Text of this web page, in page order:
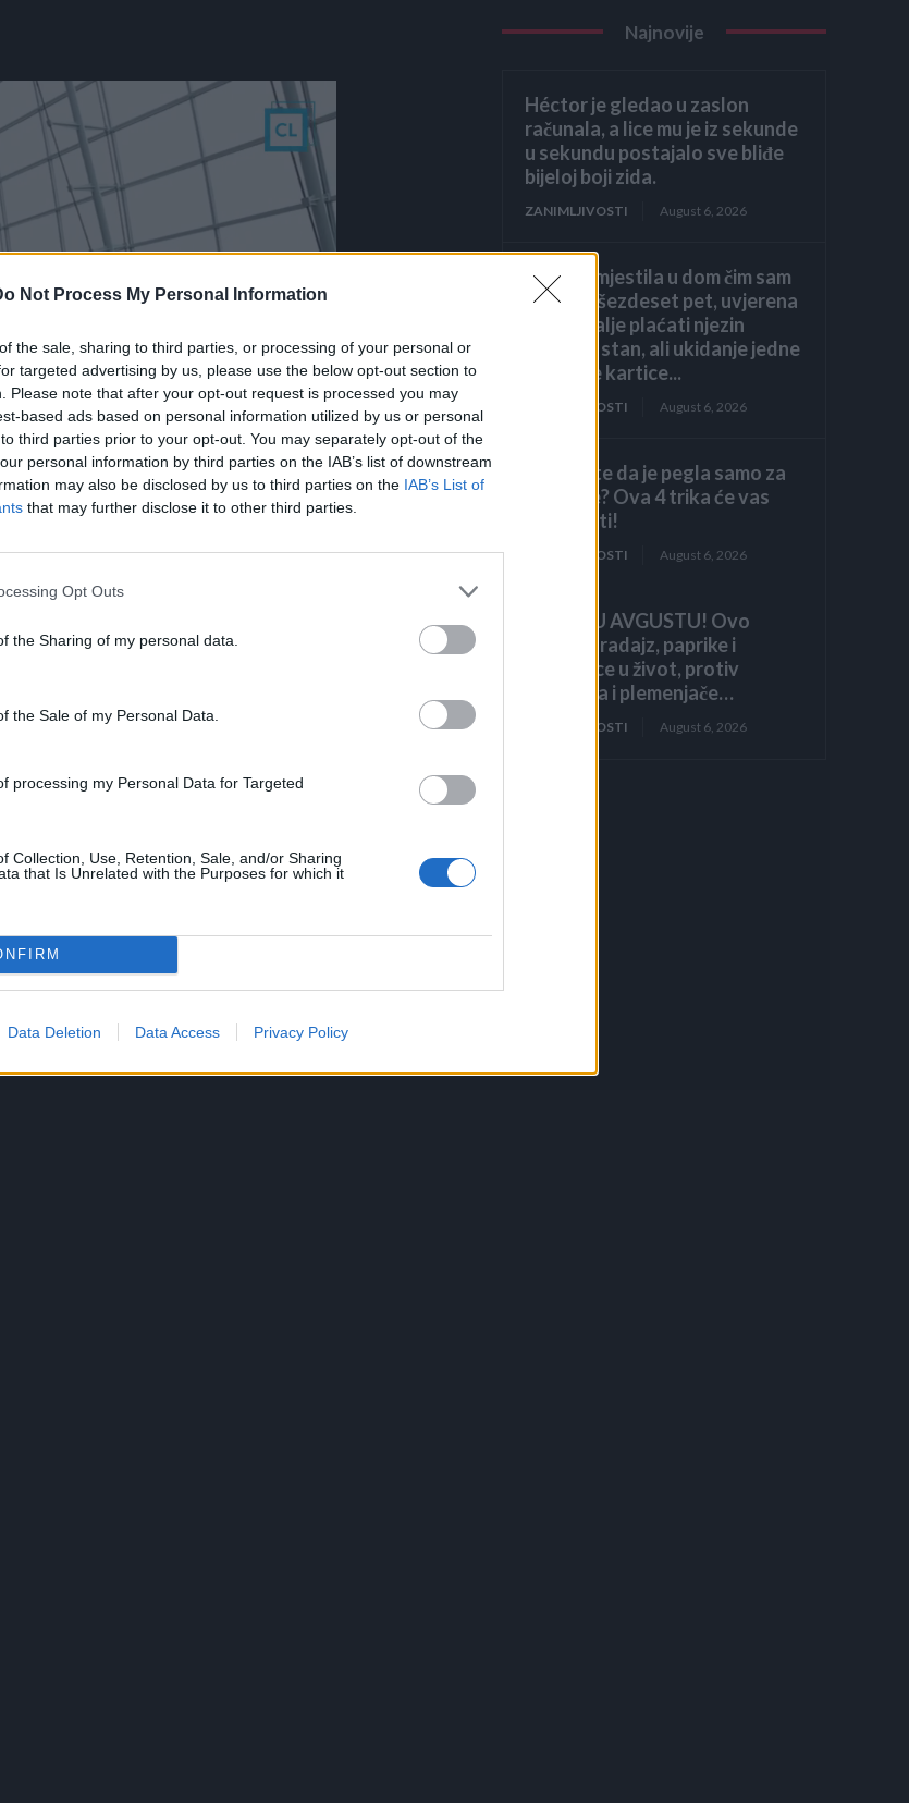
Not Process My Personal Information
the sale, sharing to third parties, or processing of your personal or
targeted advertising by us, please use the below opt-out section to
Please note that after your opt-out request is processed you may
based ads based on personal information utilized by us or personal
third parties prior to your opt-out. You may separately opt-out of the
personal information by third parties on the IAB’s list of downstream
may also be disclosed by us to third parties on the IAB’s List of
that may further disclose it to other third parties.
Opt Outs
the Sharing of my personal data.
the Sale of my Personal Data.
processing my Personal Data for Targeted
Collection, Use, Retention, Sale, and/or Sharing
that Is Unrelated with the Purposes for which it
Data Deletion Data Access Privacy Policy
Najnovije
Héctor je gledao u zaslon
računala, a lice mu je iz sekunde
u sekundu postajalo sve bliđe
bijeloj boji zida.
ZANIMLJIVOSTI August 6, 2026
Kći me smjestila u dom čim sam
navršila šezdeset pet, uvjerena
da ću i dalje plaćati njezin
luksuzni stan, ali ukidanje jedne
dodatne kartice...
ZANIMLJIVOSTI August 6, 2026
Mislite da je pegla samo za
peglanje? Ova 4 trika će vas
iznenaditi!
ZANIMLJIVOSTI August 6, 2026
HITNO U AVGUSTU! Ovo
vraća paradajz, paprike i
krastavce u život, protiv
štetočina i plemenjače…
ZANIMLJIVOSTI August 6, 2026